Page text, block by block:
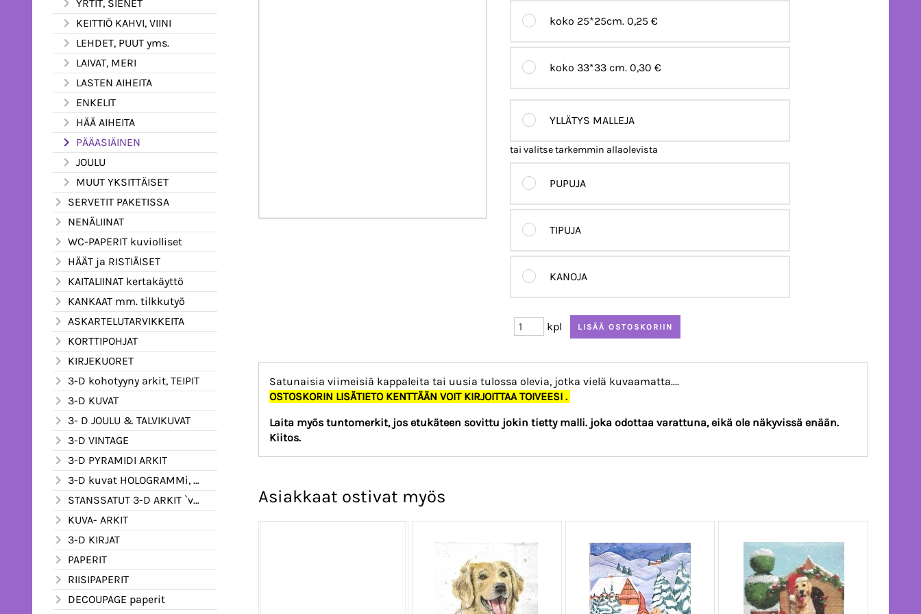
YRTIT, SIENET
KEITTIÖ KAHVI, VIINI
LEHDET, PUUT yms.
LAIVAT, MERI
LASTEN AIHEITA
ENKELIT
HÄÄ AIHEITA
PÄÄASIÄINEN
JOULU
MUUT YKSITTÄISET
SERVETIT PAKETISSA
NENÄLIINAT
WC-PAPERIT kuviolliset
HÄÄT ja RISTIÄISET
KAITALIINAT kertakäyttö
KANKAAT mm. tilkkutyö
ASKARTELUTARVIKKEITA
KORTTIPOHJAT
KIRJEKUORET
3-D kohotyyny arkit, TEIPIT
3-D KUVAT
3- D JOULU & TALVIKUVAT
3-D VINTAGE
3-D PYRAMIDI ARKIT
3-D kuvat HOLOGRAMMi, kimalle ym.
STANSSATUT 3-D ARKIT `valmiiksi leikatut
KUVA- ARKIT
3-D KIRJAT
PAPERIT
RIISIPAPERIT
DECOUPAGE paperit
koko 25*25cm. 0,25 €
koko 33*33 cm. 0,30 €
YLLÄTYS MALLEJA
tai valitse tarkemmin allaolevista
PUPUJA
TIPUJA
KANOJA
kpl
Satunaisia viimeisiä kappaleita tai uusia tulossa olevia, jotka vielä kuvaamatta....
OSTOSKORIN LISÄTIETO KENTTÄÄN VOIT KIRJOITTAA TOIVEESI .
Laita myös tuntomerkit, jos etukäteen sovittu jokin tietty malli. joka odottaa varattuna, eikä ole näkyvissä enään.
Kiitos.
Asiakkaat ostivat myös